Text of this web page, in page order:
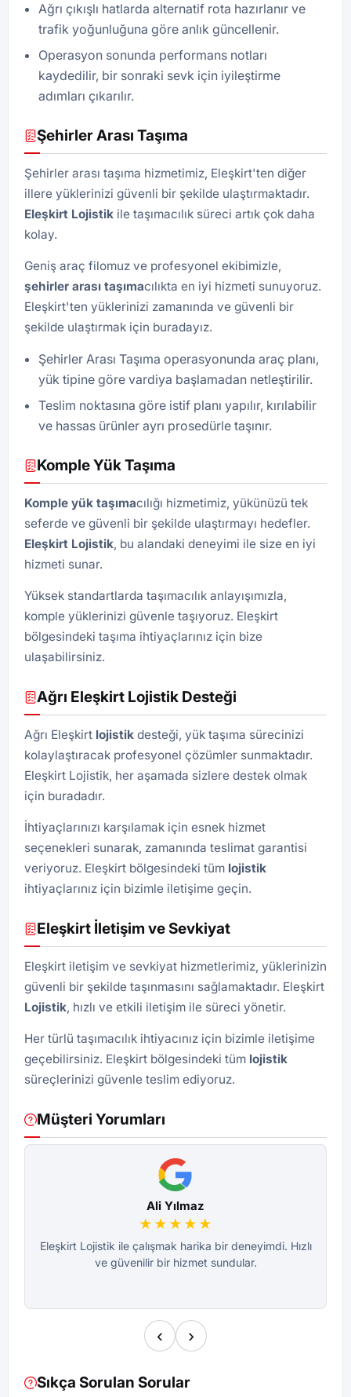
Ağrı çıkışlı hatlarda alternatif rota hazırlanır ve
trafik yoğunluğuna göre anlık güncellenir.
Operasyon sonunda performans notları
kaydedilir, bir sonraki sevk için iyileştirme
adımları çıkarılır.
Şehirler Arası Taşıma
Şehirler arası taşıma hizmetimiz, Eleşkirt'ten diğer
illere yüklerinizi güvenli bir şekilde ulaştırmaktadır.
Eleşkirt Lojistik ile taşımacılık süreci artık çok daha
kolay.
Geniş araç filomuz ve profesyonel ekibimizle,
şehirler arası taşımacılıkta en iyi hizmeti sunuyoruz.
Eleşkirt'ten yüklerinizi zamanında ve güvenli bir
şekilde ulaştırmak için buradayız.
Şehirler Arası Taşıma operasyonunda araç planı,
yük tipine göre vardiya başlamadan netleştirilir.
Teslim noktasına göre istif planı yapılır, kırılabilir
ve hassas ürünler ayrı prosedürle taşınır.
Komple Yük Taşıma
Komple yük taşımacılığı hizmetimiz, yükünüzü tek
seferde ve güvenli bir şekilde ulaştırmayı hedefler.
Eleşkirt Lojistik, bu alandaki deneyimi ile size en iyi
hizmeti sunar.
Yüksek standartlarda taşımacılık anlayışımızla,
komple yüklerinizi güvenle taşıyoruz. Eleşkirt
bölgesindeki taşıma ihtiyaçlarınız için bize
ulaşabilirsiniz.
Ağrı Eleşkirt Lojistik Desteği
Ağrı Eleşkirt lojistik desteği, yük taşıma sürecinizi
kolaylaştıracak profesyonel çözümler sunmaktadır.
Eleşkirt Lojistik, her aşamada sizlere destek olmak
için buradadır.
İhtiyaçlarınızı karşılamak için esnek hizmet
seçenekleri sunarak, zamanında teslimat garantisi
veriyoruz. Eleşkirt bölgesindeki tüm lojistik
ihtiyaçlarınız için bizimle iletişime geçin.
Eleşkirt İletişim ve Sevkiyat
Eleşkirt iletişim ve sevkiyat hizmetlerimiz, yüklerinizin
güvenli bir şekilde taşınmasını sağlamaktadır. Eleşkirt
Lojistik, hızlı ve etkili iletişim ile süreci yönetir.
Her türlü taşımacılık ihtiyacınız için bizimle iletişime
geçebilirsiniz. Eleşkirt bölgesindeki tüm lojistik
süreçlerinizi güvenle teslim ediyoruz.
Müşteri Yorumları
Ali Yılmaz
★★★★★
Eleşkirt Lojistik ile çalışmak harika bir deneyimdi. Hızlı
ve güvenilir bir hizmet sundular.
‹ ›
Sıkça Sorulan Sorular